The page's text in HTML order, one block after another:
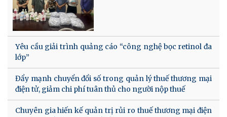
Yêu cầu giải trình quảng cáo “công nghệ bọc retinol đa
lớp”
Đẩy mạnh chuyển đổi số trong quản lý thuế thương mại
điện tử, giảm chi phí tuân thủ cho người nộp thuế
Chuyên gia hiến kế quản trị rủi ro thuế thương mại điện